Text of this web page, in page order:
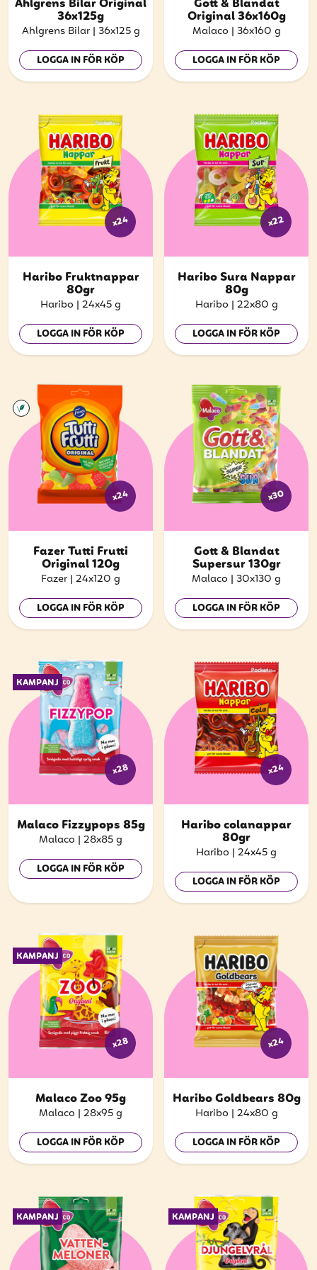
Ange din e-postadress nedan för att ta del av våra
nyheter och erbjudanden.
E-postadress
PRENUMERERA
Ahlgrens Bilar Original
36x125g
Ahlgrens Bilar | 36x125 g
LOGGA IN FÖR KÖP
Gott & Blandat
Original 36x160g
Malaco | 36x160 g
LOGGA IN FÖR KÖP
x24
Haribo Fruktnappar
80gr
Haribo | 24x45 g
LOGGA IN FÖR KÖP
x22
Haribo Sura Nappar
80g
Haribo | 22x80 g
LOGGA IN FÖR KÖP
x24
Fazer Tutti Frutti
Original 120g
Fazer | 24x120 g
LOGGA IN FÖR KÖP
x30
Gott & Blandat
Supersur 130gr
Malaco | 30x130 g
LOGGA IN FÖR KÖP
KAMPANJ
x28
Malaco Fizzypops 85g
Malaco | 28x85 g
LOGGA IN FÖR KÖP
x24
Haribo colanappar
80gr
Haribo | 24x45 g
LOGGA IN FÖR KÖP
KAMPANJ
x28
Malaco Zoo 95g
Malaco | 28x95 g
LOGGA IN FÖR KÖP
x24
Haribo Goldbears 80g
Haribo | 24x80 g
LOGGA IN FÖR KÖP
KAMPANJ KAMPANJ